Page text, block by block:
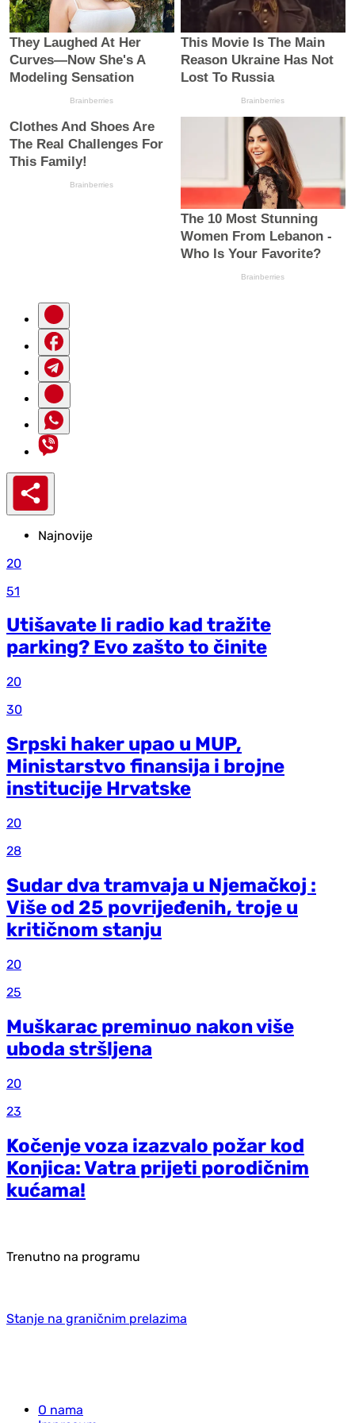
Najnovije
20
51
Utišavate li radio kad tražite
parking? Evo zašto to činite
20
30
Srpski haker upao u MUP,
Ministarstvo finansija i brojne
institucije Hrvatske
20
28
Sudar dva tramvaja u Njemačkoj :
Više od 25 povrijeđenih, troje u
kritičnom stanju
20
25
Muškarac preminuo nakon više
uboda stršljena
20
23
Kočenje voza izazvalo požar kod
Konjica: Vatra prijeti porodičnim
kućama!
Trenutno na programu
Stanje na graničnim prelazima
O nama